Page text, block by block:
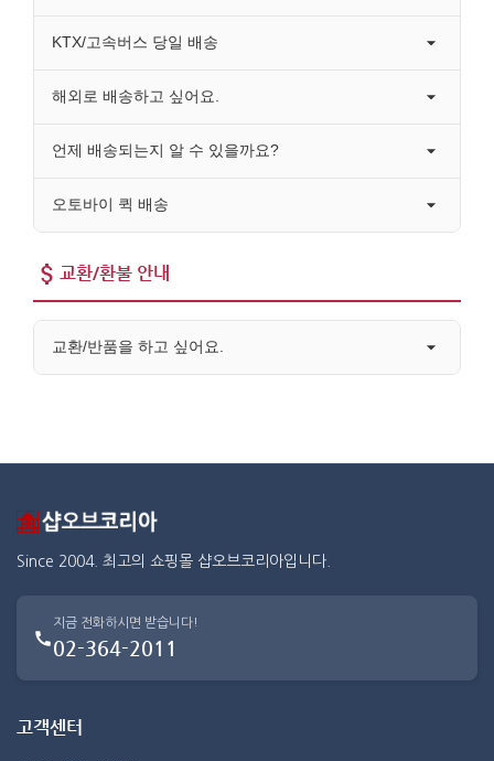
KTX/고속버스 당일 배송
해외로 배송하고 싶어요.
언제 배송되는지 알 수 있을까요?
오토바이 퀵 배송
교환/환불 안내
교환/반품을 하고 싶어요.
Since 2004. 최고의 쇼핑몰 샵오브코리아입니다.
지금 전화하시면 받습니다!
02-364-2011
고객센터